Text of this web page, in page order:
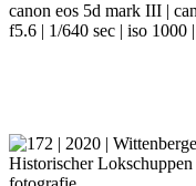
canon eos 5d mark III |
f5.6 | 1/640 sec | iso 1000